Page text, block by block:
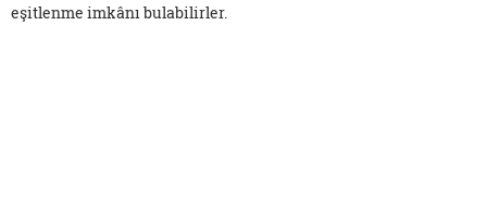
eşitlenme imkânı bulabilirler.